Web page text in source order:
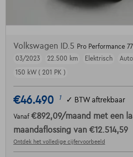
Volkswagen ID.5 Pro Performance
03/2023
22.500 km Elektrisch
150 kW ( 201 PK )
€46.490 1 ✓ BTW aftrekbaar
Vanaf €892,09/maand met een
maandaflossing van €12.514,59
Ontdek het volledige cijfervoorbeeld